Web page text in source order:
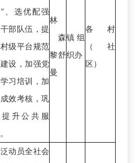
、选优配强
部队伍，提
级平台规范
设，加强党
习培训，加
效考核，巩
提升公共服
林
森
黎舒
曼
镇组
织办
各村
（社
区）
动员全社会